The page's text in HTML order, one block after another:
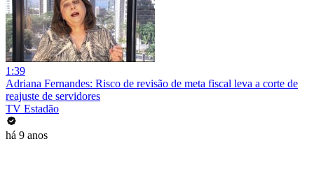
1:39
Adriana Fernandes: Risco de revisão de meta fiscal leva a corte de
reajuste de servidores
TV Estadão
há 9 anos